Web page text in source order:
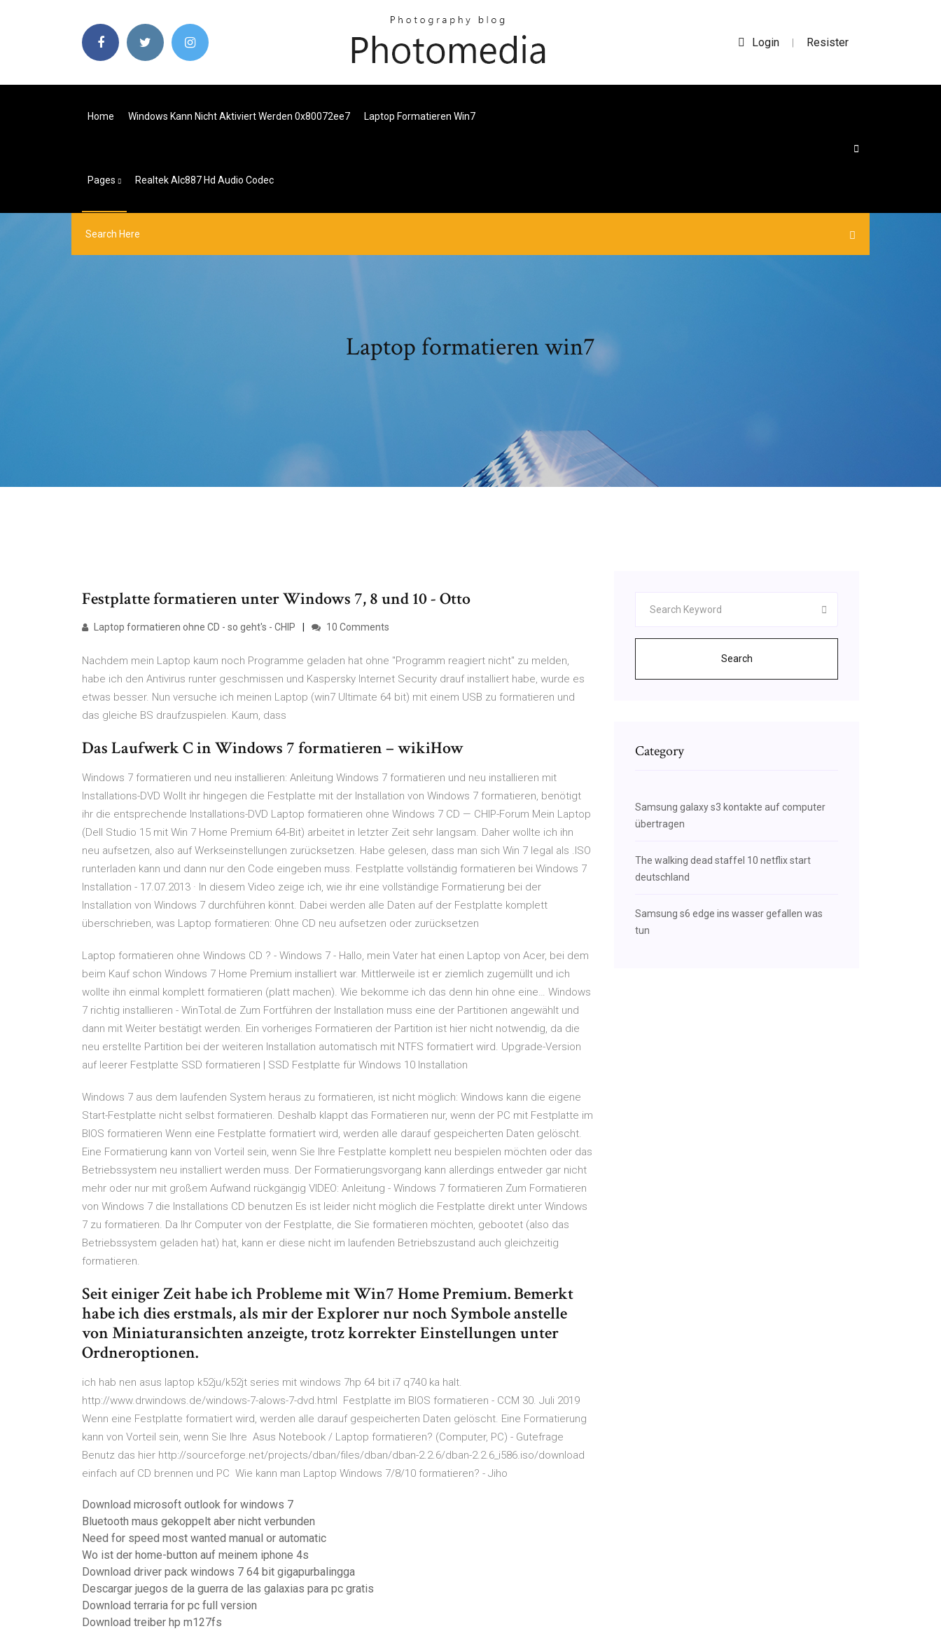
Login | Resister
Home Windows Kann Nicht Aktiviert Werden 0x80072ee7 Laptop Formatieren Win7
Pages Realtek Alc887 Hd Audio Codec
Laptop formatieren win7
Festplatte formatieren unter Windows 7, 8 und 10 - Otto
Laptop formatieren ohne CD - so geht's - CHIP 10 Comments
Nachdem mein Laptop kaum noch Programme geladen hat ohne "Programm reagiert nicht" zu melden,
habe ich den Antivirus runter geschmissen und Kaspersky Internet Security drauf installiert habe, wurde es
etwas besser. Nun versuche ich meinen Laptop (win7 Ultimate 64 bit) mit einem USB zu formatieren und
das gleiche BS draufzuspielen. Kaum, dass
Das Laufwerk C in Windows 7 formatieren – wikiHow
Windows 7 formatieren und neu installieren: Anleitung Windows 7 formatieren und neu installieren mit
Installations-DVD Wollt ihr hingegen die Festplatte mit der Installation von Windows 7 formatieren, benötigt
ihr die entsprechende Installations-DVD Laptop formatieren ohne Windows 7 CD — CHIP-Forum Mein Laptop
(Dell Studio 15 mit Win 7 Home Premium 64-Bit) arbeitet in letzter Zeit sehr langsam. Daher wollte ich ihn
neu aufsetzen, also auf Werkseinstellungen zurücksetzen. Habe gelesen, dass man sich Win 7 legal als .ISO
runterladen kann und dann nur den Code eingeben muss. Festplatte vollständig formatieren bei Windows 7
Installation - 17.07.2013 · In diesem Video zeige ich, wie ihr eine vollständige Formatierung bei der
Installation von Windows 7 durchführen könnt. Dabei werden alle Daten auf der Festplatte komplett
überschrieben, was Laptop formatieren: Ohne CD neu aufsetzen oder zurücksetzen
Laptop formatieren ohne Windows CD ? - Windows 7 - Hallo, mein Vater hat einen Laptop von Acer, bei dem
beim Kauf schon Windows 7 Home Premium installiert war. Mittlerweile ist er ziemlich zugemüllt und ich
wollte ihn einmal komplett formatieren (platt machen). Wie bekomme ich das denn hin ohne eine… Windows
7 richtig installieren - WinTotal.de Zum Fortführen der Installation muss eine der Partitionen angewählt und
dann mit Weiter bestätigt werden. Ein vorheriges Formatieren der Partition ist hier nicht notwendig, da die
neu erstellte Partition bei der weiteren Installation automatisch mit NTFS formatiert wird. Upgrade-Version
auf leerer Festplatte SSD formatieren | SSD Festplatte für Windows 10 Installation
Windows 7 aus dem laufenden System heraus zu formatieren, ist nicht möglich: Windows kann die eigene
Start-Festplatte nicht selbst formatieren. Deshalb klappt das Formatieren nur, wenn der PC mit Festplatte im
BIOS formatieren Wenn eine Festplatte formatiert wird, werden alle darauf gespeicherten Daten gelöscht.
Eine Formatierung kann von Vorteil sein, wenn Sie Ihre Festplatte komplett neu bespielen möchten oder das
Betriebssystem neu installiert werden muss. Der Formatierungsvorgang kann allerdings entweder gar nicht
mehr oder nur mit großem Aufwand rückgängig VIDEO: Anleitung - Windows 7 formatieren Zum Formatieren
von Windows 7 die Installations CD benutzen Es ist leider nicht möglich die Festplatte direkt unter Windows
7 zu formatieren. Da Ihr Computer von der Festplatte, die Sie formatieren möchten, gebootet (also das
Betriebssystem geladen hat) hat, kann er diese nicht im laufenden Betriebszustand auch gleichzeitig
formatieren.
Seit einiger Zeit habe ich Probleme mit Win7 Home Premium. Bemerkt
habe ich dies erstmals, als mir der Explorer nur noch Symbole anstelle
von Miniaturansichten anzeigte, trotz korrekter Einstellungen unter
Ordneroptionen.
ich hab nen asus laptop k52ju/k52jt series mit windows 7hp 64 bit i7 q740 ka halt.
http://www.drwindows.de/windows-7-alows-7-dvd.html Festplatte im BIOS formatieren - CCM 30. Juli 2019
Wenn eine Festplatte formatiert wird, werden alle darauf gespeicherten Daten gelöscht. Eine Formatierung
kann von Vorteil sein, wenn Sie Ihre Asus Notebook / Laptop formatieren? (Computer, PC) - Gutefrage
Benutz das hier http://sourceforge.net/projects/dban/files/dban/dban-2.2.6/dban-2.2.6_i586.iso/download
einfach auf CD brennen und PC Wie kann man Laptop Windows 7/8/10 formatieren? - Jiho
Download microsoft outlook for windows 7
Bluetooth maus gekoppelt aber nicht verbunden
Need for speed most wanted manual or automatic
Wo ist der home-button auf meinem iphone 4s
Download driver pack windows 7 64 bit gigapurbalingga
Descargar juegos de la guerra de las galaxias para pc gratis
Download terraria for pc full version
Download treiber hp m127fs
Search
Category
Samsung galaxy s3 kontakte auf computer
übertragen
The walking dead staffel 10 netflix start
deutschland
Samsung s6 edge ins wasser gefallen was
tun